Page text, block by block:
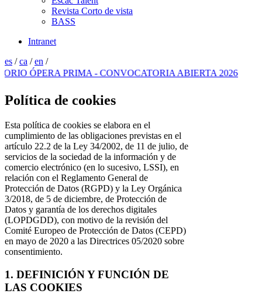
Revista Corto de vista
BASS
Intranet
es /ca /en /
PRIMA - CONVOCATORIA ABIERTA 2026
Política de cookies
Esta política de cookies se elabora en el
cumplimiento de las obligaciones previstas en el
artículo 22.2 de la Ley 34/2002, de 11 de julio, de
servicios de la sociedad de la información y de
comercio electrónico (en lo sucesivo, LSSI), en
relación con el Reglamento General de
Protección de Datos (RGPD) y la Ley Orgánica
3/2018, de 5 de diciembre, de Protección de
Datos y garantía de los derechos digitales
(LOPDGDD), con motivo de la revisión del
Comité Europeo de Protección de Datos (CEPD)
en mayo de 2020 a las Directrices 05/2020 sobre
consentimiento.
1. DEFINICIÓN Y FUNCIÓN DE
LAS COOKIES